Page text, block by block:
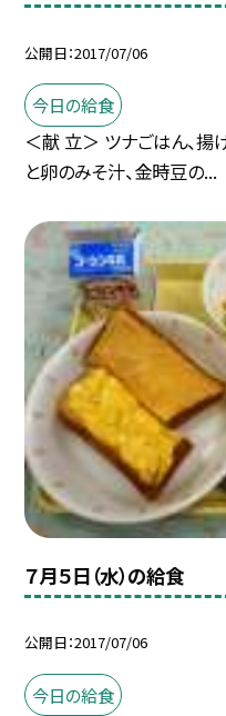
公開日 2017/07/06
今日の給食
＜献 立＞ ツナごはん、揚
と卵のみそ汁、金時豆の...
７月５日（水）の給食
公開日 2017/07/06
今日の給食